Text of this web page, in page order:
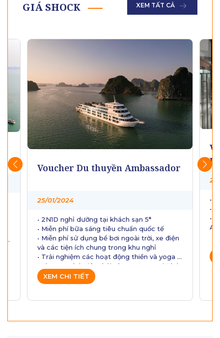
GIÁ SHOCK
XEM TẤT CẢ
Voucher Du thuyền Ambassador
25/01/2024
• 2N1D nghỉ dưỡng tại khách sạn 5*
• Miễn phí bữa sáng tiêu chuẩn quốc tế
• Miễn phí sử dụng bể bơi ngoài trời, xe điện
và các tiện ích chung trong khu nghỉ
• Trải nghiệm các hoạt động thiền và yoga
• Chương trình đêm hội Làng Nương tại Đình
Làng từ 20:00 tối các ngày trong tuần.
• Thưởng thức “Diệu Âm Yên Tử Sơn”
XEM CHI TIẾT
•
•
•